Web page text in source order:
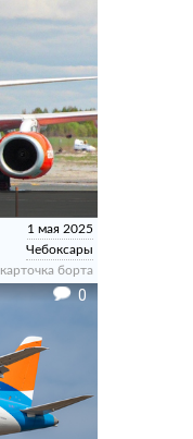
1 мая 2025
Чебоксары
карточка борта
0